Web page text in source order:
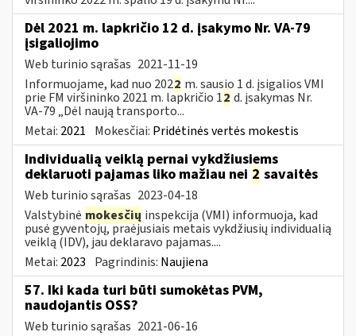
Dėl 2021 m. lapkričio 12 d. įsakymo Nr. VA-79
įsigaliojimo
Web turinio sąrašas 2021-11-19
Informuojame, kad nuo 2022 m. sausio 1 d. įsigalios VMI
prie FM viršininko 2021 m. lapkričio 12 d. įsakymas Nr.
VA-79 „Dėl naują transporto...
Metai: 2021 Mokesčiai: Pridėtinės vertės mokestis
Individualią veiklą pernai vykdžiusiems
deklaruoti pajamas liko mažiau nei 2 savaitės
Web turinio sąrašas 2023-04-18
Valstybinė mokesčių inspekcija (VMI) informuoja, kad
pusė gyventojų, praėjusiais metais vykdžiusių individualią
veiklą (IDV), jau deklaravo pajamas....
Metai: 2023 Pagrindinis: Naujiena
57. Iki kada turi būti sumokėtas PVM,
naudojantis OSS?
Web turinio sąrašas 2021-06-16